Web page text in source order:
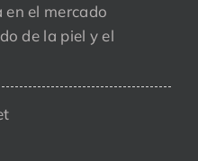
el mercado
de la piel y el